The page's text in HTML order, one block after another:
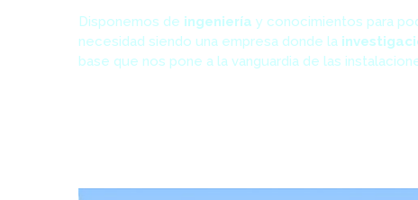
Disponemos de ingeniería y conocimientos para
necesidad siendo una empresa donde la
base que nos pone a la vanguardia de las